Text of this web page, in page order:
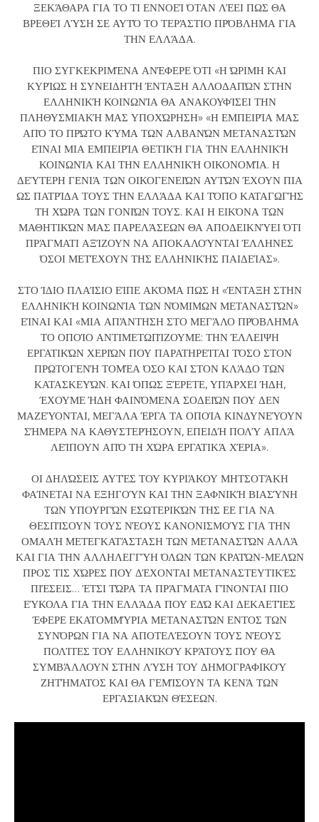
ΞΕΚΆΘΑΡΑ ΓΙΑ ΤΟ ΤΙ ΕΝΝΟΕΊ ΌΤΑΝ ΛΈΕΙ ΠΩΣ ΘΑ
ΒΡΕΘΕΊ ΛΎΣΗ ΣΕ ΑΥΤΌ ΤΟ ΤΕΡΆΣΤΙΟ ΠΡΌΒΛΗΜΑ ΓΙΑ
ΤΗΝ ΕΛΛΆΔΑ.
ΠΙΟ ΣΥΓΚΕΚΡΙΜΈΝΑ ΑΝΈΦΕΡΕ ΌΤΙ «Η ΏΡΙΜΗ ΚΑΙ
ΚΥΡΊΩΣ Η ΣΥΝΕΙΔΗΤΉ ΈΝΤΑΞΗ ΑΛΛΟΔΑΠΏΝ ΣΤΗΝ
ΕΛΛΗΝΙΚΉ ΚΟΙΝΩΝΊΑ ΘΑ ΑΝΑΚΟΥΦΊΣΕΙ ΤΗΝ
ΠΛΗΘΥΣΜΙΑΚΉ ΜΑΣ ΥΠΟΧΏΡΗΣΗ» «Η ΕΜΠΕΙΡΊΑ ΜΑΣ
ΑΠΌ ΤΟ ΠΡΏΤΟ ΚΎΜΑ ΤΩΝ ΑΛΒΑΝΏΝ ΜΕΤΑΝΑΣΤΏΝ
ΕΊΝΑΙ ΜΙΑ ΕΜΠΕΙΡΊΑ ΘΕΤΙΚΉ ΓΙΑ ΤΗΝ ΕΛΛΗΝΙΚΉ
ΚΟΙΝΩΝΊΑ ΚΑΙ ΤΗΝ ΕΛΛΗΝΙΚΉ ΟΙΚΟΝΟΜΊΑ. Η
ΔΕΎΤΕΡΗ ΓΕΝΙΆ ΤΩΝ ΟΙΚΟΓΕΝΕΙΏΝ ΑΥΤΏΝ ΈΧΟΥΝ ΠΙΑ
ΩΣ ΠΑΤΡΊΔΑ ΤΟΥΣ ΤΗΝ ΕΛΛΆΔΑ ΚΑΙ ΤΌΠΟ ΚΑΤΑΓΩΓΉΣ
ΤΗ ΧΏΡΑ ΤΩΝ ΓΟΝΙΏΝ ΤΟΥΣ. ΚΑΙ Η ΕΙΚΌΝΑ ΤΩΝ
ΜΑΘΗΤΙΚΏΝ ΜΑΣ ΠΑΡΕΛΆΣΕΩΝ ΘΑ ΑΠΟΔΕΙΚΝΎΕΙ ΌΤΙ
ΠΡΆΓΜΑΤΙ ΑΞΊΖΟΥΝ ΝΑ ΑΠΟΚΑΛΟΎΝΤΑΙ ΈΛΛΗΝΕΣ
ΌΣΟΙ ΜΕΤΈΧΟΥΝ ΤΗΣ ΕΛΛΗΝΙΚΉΣ ΠΑΙΔΕΊΑΣ».
ΣΤΟ ΊΔΙΟ ΠΛΑΊΣΙΟ ΕΊΠΕ ΑΚΌΜΑ ΠΩΣ Η «ΈΝΤΑΞΗ ΣΤΗΝ
ΕΛΛΗΝΙΚΉ ΚΟΙΝΩΝΊΑ ΤΩΝ ΝΌΜΙΜΩΝ ΜΕΤΑΝΑΣΤΏΝ»
ΕΊΝΑΙ ΚΑΙ «ΜΙΑ ΑΠΆΝΤΗΣΗ ΣΤΟ ΜΕΓΆΛΟ ΠΡΌΒΛΗΜΑ
ΤΟ ΟΠΟΊΟ ΑΝΤΙΜΕΤΩΠΊΖΟΥΜΕ: ΤΗΝ ΈΛΛΕΙΨΗ
ΕΡΓΑΤΙΚΏΝ ΧΕΡΙΏΝ ΠΟΥ ΠΑΡΑΤΗΡΕΊΤΑΙ ΤΌΣΟ ΣΤΟΝ
ΠΡΩΤΟΓΕΝΉ ΤΟΜΈΑ ΌΣΟ ΚΑΙ ΣΤΟΝ ΚΛΆΔΟ ΤΩΝ
ΚΑΤΑΣΚΕΥΏΝ. ΚΑΙ ΌΠΩΣ ΞΈΡΕΤΕ, ΥΠΆΡΧΕΙ ΉΔΗ,
ΈΧΟΥΜΕ ΉΔΗ ΦΑΙΝΌΜΕΝΑ ΣΟΔΕΙΏΝ ΠΟΥ ΔΕΝ
ΜΑΖΕΎΟΝΤΑΙ, ΜΕΓΆΛΑ ΈΡΓΑ ΤΑ ΟΠΟΊΑ ΚΙΝΔΥΝΕΎΟΥΝ
ΣΉΜΕΡΑ ΝΑ ΚΑΘΥΣΤΕΡΉΣΟΥΝ, ΕΠΕΙΔΉ ΠΟΛΎ ΑΠΛΆ
ΛΕΊΠΟΥΝ ΑΠΌ ΤΗ ΧΏΡΑ ΕΡΓΑΤΙΚΆ ΧΈΡΙΑ».
ΟΙ ΔΗΛΏΣΕΙΣ ΑΥΤΈΣ ΤΟΥ ΚΥΡΙΆΚΟΥ ΜΗΤΣΟΤΆΚΗ
ΦΑΊΝΕΤΑΙ ΝΑ ΕΞΗΓΟΎΝ ΚΑΙ ΤΗΝ ΞΑΦΝΙΚΉ ΒΙΑΣΎΝΗ
ΤΩΝ ΥΠΟΥΡΓΏΝ ΕΣΩΤΕΡΙΚΏΝ ΤΗΣ ΕΕ ΓΙΑ ΝΑ
ΘΕΣΠΊΣΟΥΝ ΤΟΥΣ ΝΈΟΥΣ ΚΑΝΟΝΙΣΜΟΎΣ ΓΙΑ ΤΗΝ
ΟΜΑΛΉ ΜΕΤΕΓΚΑΤΆΣΤΑΣΗ ΤΩΝ ΜΕΤΑΝΑΣΤΏΝ ΑΛΛΆ
ΚΑΙ ΓΙΑ ΤΗΝ ΑΛΛΗΛΕΓΓΎΗ ΌΛΩΝ ΤΩΝ ΚΡΑΤΏΝ-ΜΕΛΏΝ
ΠΡΟΣ ΤΙΣ ΧΏΡΕΣ ΠΟΥ ΔΈΧΟΝΤΑΙ ΜΕΤΑΝΑΣΤΕΥΤΙΚΈΣ
ΠΙΈΣΕΙΣ… ΈΤΣΙ ΤΏΡΑ ΤΑ ΠΡΆΓΜΑΤΑ ΓΊΝΟΝΤΑΙ ΠΙΟ
ΕΎΚΟΛΑ ΓΙΑ ΤΗΝ ΕΛΛΆΔΑ ΠΟΥ ΕΔΏ ΚΑΙ ΔΕΚΑΕΤΊΕΣ
ΈΦΕΡΕ ΕΚΑΤΟΜΜΎΡΙΑ ΜΕΤΑΝΑΣΤΏΝ ΕΝΤΟΣ ΤΩΝ
ΣΥΝΌΡΩΝ ΓΙΑ ΝΑ ΑΠΟΤΕΛΈΣΟΥΝ ΤΟΥΣ ΝΈΟΥΣ
ΠΟΛΊΤΕΣ ΤΟΥ ΕΛΛΗΝΙΚΟΎ ΚΡΆΤΟΥΣ ΠΟΥ ΘΑ
ΣΥΜΒΆΛΛΟΥΝ ΣΤΗΝ ΛΎΣΗ ΤΟΥ ΔΗΜΟΓΡΑΦΙΚΟΎ
ΖΗΤΉΜΑΤΟΣ ΚΑΙ ΘΑ ΓΕΜΊΣΟΥΝ ΤΑ ΚΕΝΆ ΤΩΝ
ΕΡΓΑΣΙΑΚΏΝ ΘΈΣΕΩΝ.